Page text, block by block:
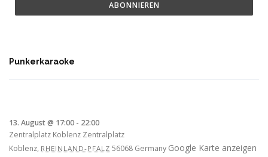
Punkerkaraoke
13. August @ 17:00 - 22:00
Zentralplatz Koblenz Zentralplatz
Koblenz, RHEINLAND-PFALZ 56068 Germany Google Karte anzeigen